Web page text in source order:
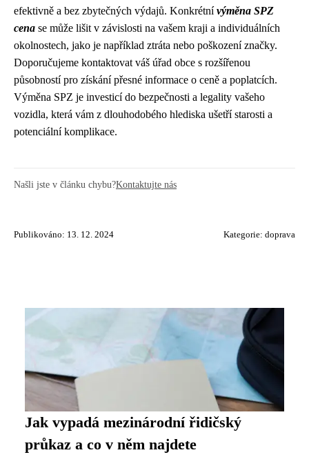
efektivně a bez zbytečných výdajů. Konkrétnívýměna SPZ
cena se může lišit v závislosti na vašem kraji a individuálních
okolnostech, jako je například ztráta nebo poškození značky.
Doporučujeme kontaktovat váš úřad obce s rozšířenou
působností pro získání přesné informace o ceně a poplatcích.
Výměna SPZ je investicí do bezpečnosti a legality vašeho
vozidla, která vám z dlouhodobého hlediska ušetří starosti a
potenciální komplikace.
Našli jste v článku chybu?Kontaktujte nás
Publikováno: 13. 12. 2024 Kategorie: doprava
Jak vypadá mezinárodní řidičský
průkaz a co v něm najdete